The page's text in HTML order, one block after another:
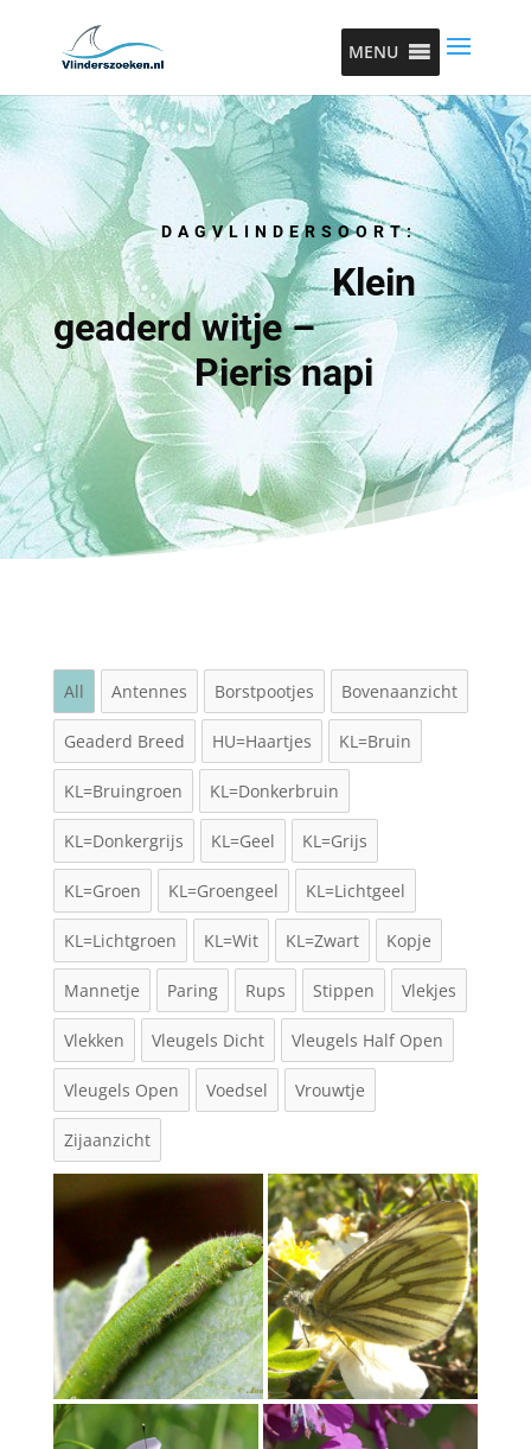
MENU
DAGVLINDERSOORT:
Klein
geaderd witje –
Pieris napi
All Antennes Borstpootjes Bovenaanzicht
Geaderd Breed HU=Haartjes KL=Bruin
KL=Bruingroen KL=Donkerbruin
KL=Donkergrijs KL=Geel KL=Grijs
KL=Groen KL=Groengeel KL=Lichtgeel
KL=Lichtgroen KL=Wit KL=Zwart Kopje
Mannetje Paring Rups Stippen Vlekjes
Vlekken Vleugels Dicht Vleugels Half Open
Vleugels Open Voedsel Vrouwtje
Zijaanzicht